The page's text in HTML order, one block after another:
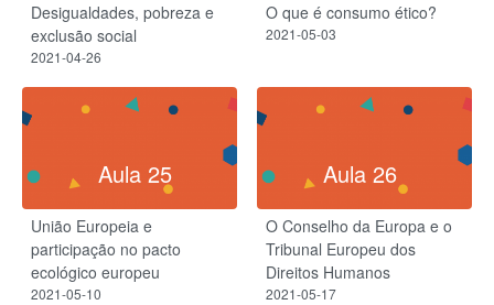
Desigualdades, pobreza e
exclusão social
2021-04-26
O que é consumo ético?
2021-05-03
Aula 25
União Europeia e
participação no pacto
ecológico europeu
2021-05-10
Aula 26
O Conselho da Europa e o
Tribunal Europeu dos
Direitos Humanos
2021-05-17